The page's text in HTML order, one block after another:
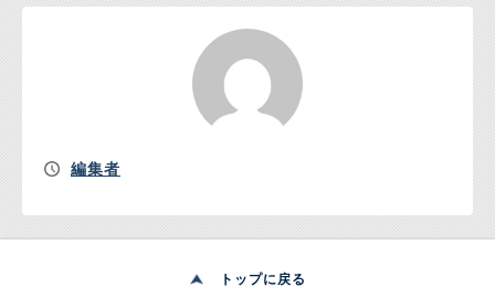
編集者
トップに戻る